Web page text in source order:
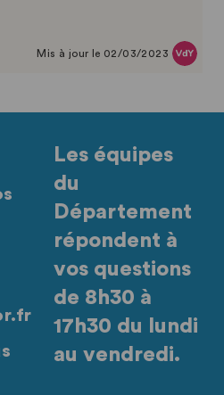
Mis à jour le 02/03/2023
Les équipes
du
Département
répondent à
vos questions
de 8h30 à
17h30 du lundi
au vendredi.